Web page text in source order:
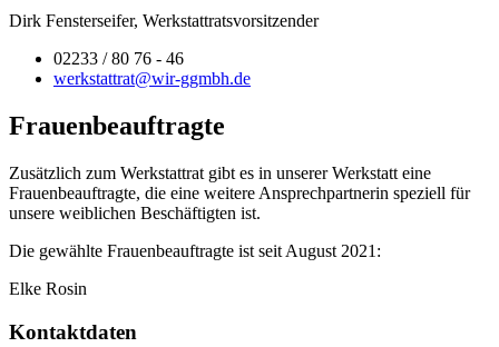
Dirk Fensterseifer, Werkstattratsvorsitzender
02233 / 80 76 - 46
werkstattrat@wir-ggmbh.de
Frauenbeauftragte
Zusätzlich zum Werkstattrat gibt es in unserer Werkstatt eine
Frauenbeauftragte, die eine weitere Ansprechpartnerin speziell für
unsere weiblichen Beschäftigten ist.
Die gewählte Frauenbeauftragte ist seit August 2021:
Elke Rosin
Kontaktdaten